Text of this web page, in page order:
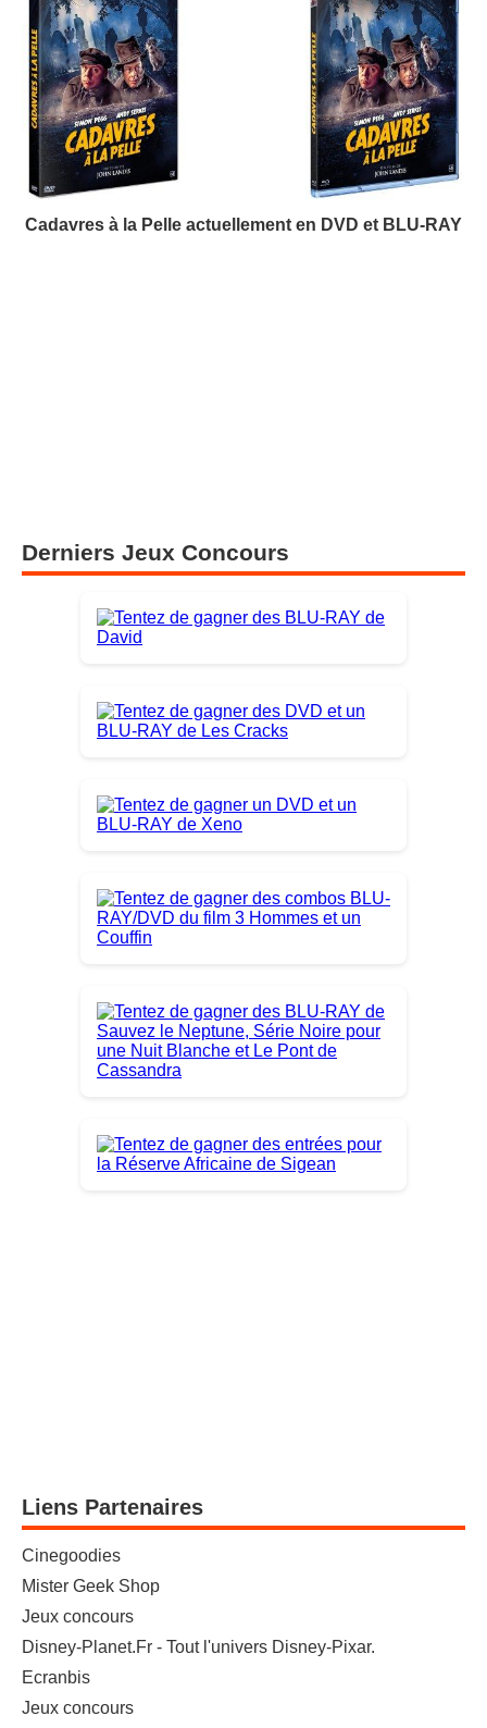
Cadavres à la Pelle actuellement en DVD et BLU-RAY
Derniers Jeux Concours
Liens Partenaires
Cinegoodies
Mister Geek Shop
Jeux concours
Disney-Planet.Fr - Tout l'univers Disney-Pixar.
Ecranbis
Jeux concours